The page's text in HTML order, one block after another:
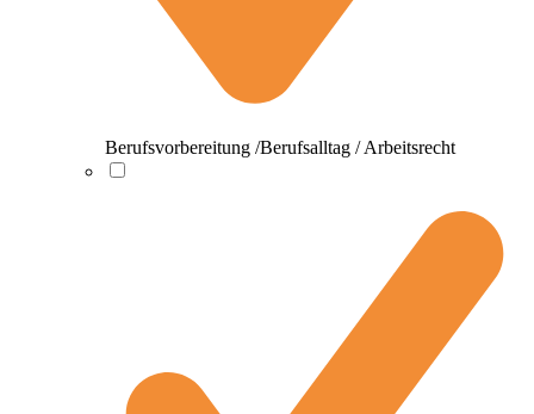
Berufsvorbereitung /Berufsalltag / Arbeitsrecht